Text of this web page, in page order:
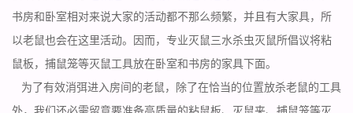
书房和卧室相对来说大家的活动都不那么频繁，并且有大家具，所
以老鼠也会在这里活动。因而，专业灭鼠三水杀虫灭鼠所倡议将粘
鼠板，捕鼠笼等灭鼠工具放在卧室和书房的家具下面。
为了有效消弭进入房间的老鼠，除了在恰当的位置放杀老鼠的工具
外，我们还必需留意要准备高质量的粘鼠板、灭鼠夹、捕鼠笼等灭